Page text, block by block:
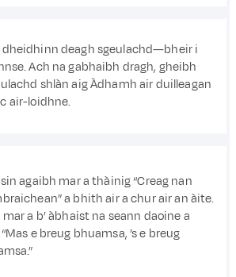
deagh sgeulachd—bheir i
Ach na gabhaibh dragh, gheibh
shlàn aig Àdhamh air duilleagan
air-loidhne.
agaibh mar a thàinig “Creag nan
a bhith air a chur air an àite.
mar a b’ àbhaist na seann daoine a
e breug bhuamsa, ’s e breug